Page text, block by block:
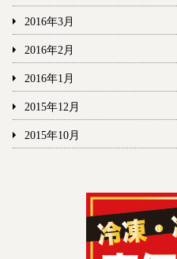
2016年3月
2016年2月
2016年1月
2015年12月
2015年10月